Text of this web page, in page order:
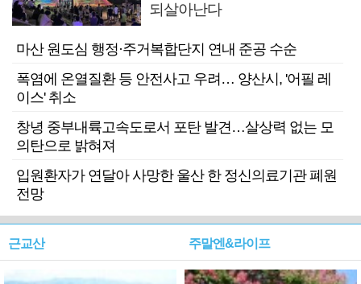
되살아난다
마산 원도심 행정·주거복합단지 연내 준공 수순
폭염에 온열질환 등 안전사고 우려… 양산시, '어필 레
이스' 취소
창녕 중부내륙고속도로서 포탄 발견…살상력 없는 모
의탄으로 밝혀져
입원환자가 연달아 사망한 울산 한 정신의료기관 폐원
전망
근교산 주말엔&라이프